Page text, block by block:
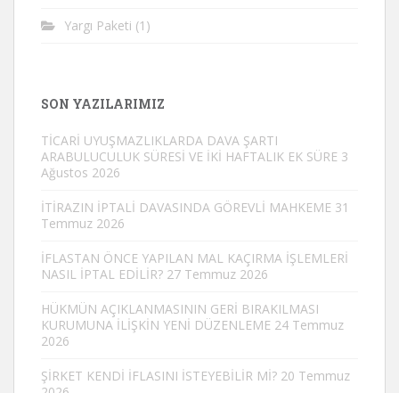
Yargı Paketi (1)
SON YAZILARIMIZ
TİCARİ UYUŞMAZLIKLARDA DAVA ŞARTI
ARABULUCULUK SÜRESİ VE İKİ HAFTALIK EK SÜRE 3
Ağustos 2026
İTİRAZIN İPTALİ DAVASINDA GÖREVLİ MAHKEME 31
Temmuz 2026
İFLASTAN ÖNCE YAPILAN MAL KAÇIRMA İŞLEMLERİ
NASIL İPTAL EDİLİR? 27 Temmuz 2026
HÜKMÜN AÇIKLANMASININ GERİ BIRAKILMASI
KURUMUNA İLİŞKİN YENİ DÜZENLEME 24 Temmuz
2026
ŞİRKET KENDİ İFLASINI İSTEYEBİLİR Mİ? 20 Temmuz